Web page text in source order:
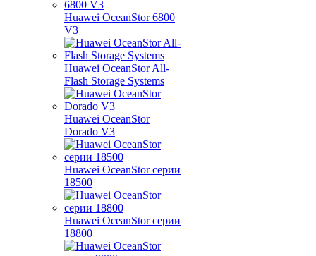
Huawei OceanStor 6800
V3
Huawei OceanStor All-
Flash Storage Systems
Huawei OceanStor
Dorado V3
Huawei OceanStor серии
18500
Huawei OceanStor серии
18800